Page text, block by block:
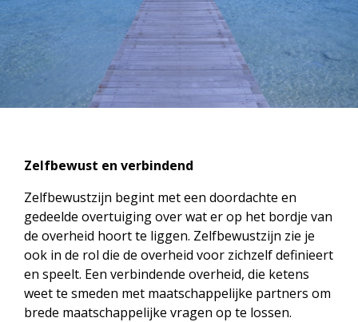
Zelfbewust en verbindend
Zelfbewustzijn begint met een doordachte en
gedeelde overtuiging over wat er op het bordje van
de overheid hoort te liggen. Zelfbewustzijn zie je
ook in de rol die de overheid voor zichzelf definieert
en speelt. Een verbindende overheid, die ketens
weet te smeden met maatschappelijke partners om
brede maatschappelijke vragen op te lossen.